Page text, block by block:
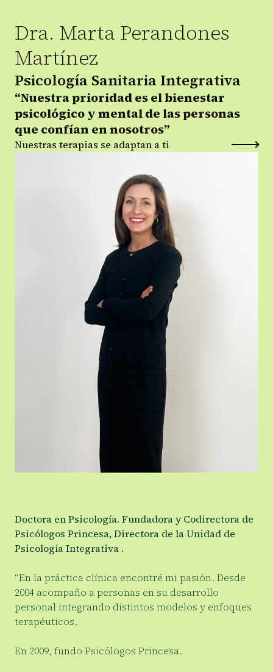
Dra. Marta Perandones
Martínez
Psicología Sanitaria Integrativa
“Nuestra prioridad es el bienestar
psicológico y mental de las personas
que confían en nosotros”
Nuestras terapias se adaptan a ti
Doctora en Psicología. Fundadora y Codirectora de
Psicólogos Princesa, Directora de la Unidad de
Psicología Integrativa .
“En la práctica clínica encontré mi pasión. Desde
2004 acompaño a personas en su desarrollo
personal integrando distintos modelos y enfoques
terapéuticos.
En 2009, fundo Psicólogos Princesa.